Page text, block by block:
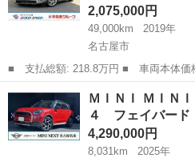
2,075,000円
49,000km
2019年
名古屋市
■ 支払総額: 218.8万円 ■ 車両本体価格： 2,075,000 円 ■ メーカ
ー名： ＭＩＮＩ ■ 車種名： ＭＩ
ーＳ コンバーチブル 本革シート／
ビ／レー...
愛知 名古屋市
ＭＩＮＩ ＭＩＮ
４ フェイバー
4,290,000円
8,031km
2025年